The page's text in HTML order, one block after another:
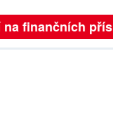
na finančních